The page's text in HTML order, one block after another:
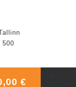
500
€